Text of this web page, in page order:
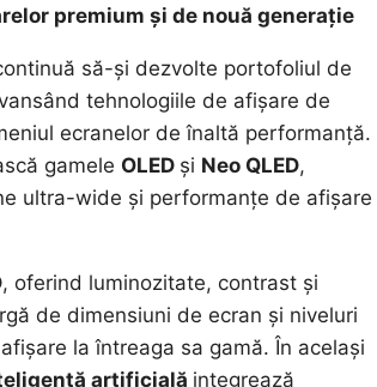
premium și de nouă generație
să-și dezvolte portofoliul de
tehnologiile de afișare de
ecranelor de înaltă performanță.
gamele OLED și Neo QLED,
ultra-wide și performanțe de afișare
, oferind luminozitate, contrast și
de dimensiuni de ecran și niveluri
la întreaga sa gamă. În același
artificială integrează